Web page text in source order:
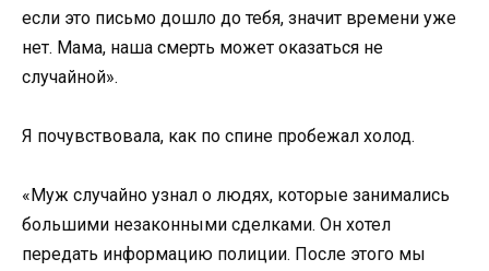
если это письмо дошло до тебя, значит времени уже
нет. Мама, наша смерть может оказаться не
случайной».
Я почувствовала, как по спине пробежал холод.
«Муж случайно узнал о людях, которые занимались
большими незаконными сделками. Он хотел
передать информацию полиции. После этого мы